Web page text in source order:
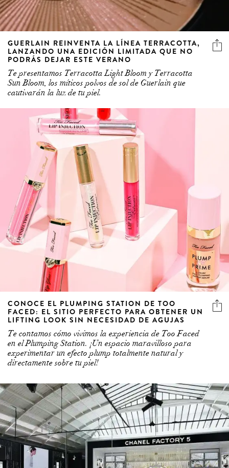
GUERLAIN REINVENTA LA LÍNEA TERRACOTTA,
LANZANDO UNA EDICIÓN LIMITADA QUE NO
PODRÁS DEJAR ESTE VERANO
Te presentamos Terracotta Light Bloom y Terracotta
Sun Bloom, los míticos polvos de sol de Guerlain que
cautivarán la luz de tu piel.
CONOCE EL PLUMPING STATION DE TOO
FACED: EL SITIO PERFECTO PARA OBTENER UN
LIFTING LOOK SIN NECESIDAD DE AGUJAS
Te contamos cómo vivimos la experiencia de Too Faced
en el Plumping Station. ¡Un espacio maravilloso para
experimentar un efecto plump totalmente natural y
directamente sobre tu piel!